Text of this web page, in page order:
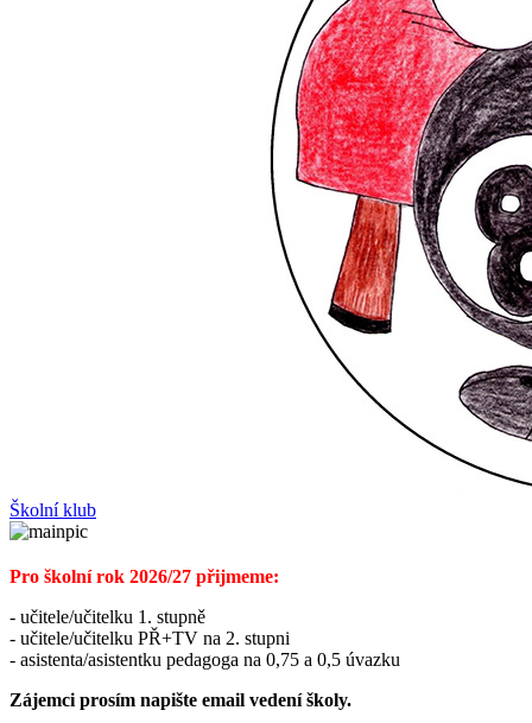
Školní klub
Pro školní rok 2026/27 přijmeme:
- učitele/učitelku 1. stupně
- učitele/učitelku PŘ+TV na 2. stupni
- asistenta/asistentku pedagoga na 0,75 a 0,5 úvazku
Zájemci prosím napište email vedení školy.